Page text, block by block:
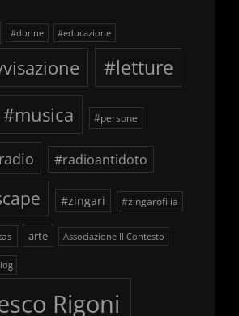
#donne #educazione
#letture
#musica #persone
#radioantidoto
#zingari #zingarofilia
arte Associazione Il Contesto
Rigoni